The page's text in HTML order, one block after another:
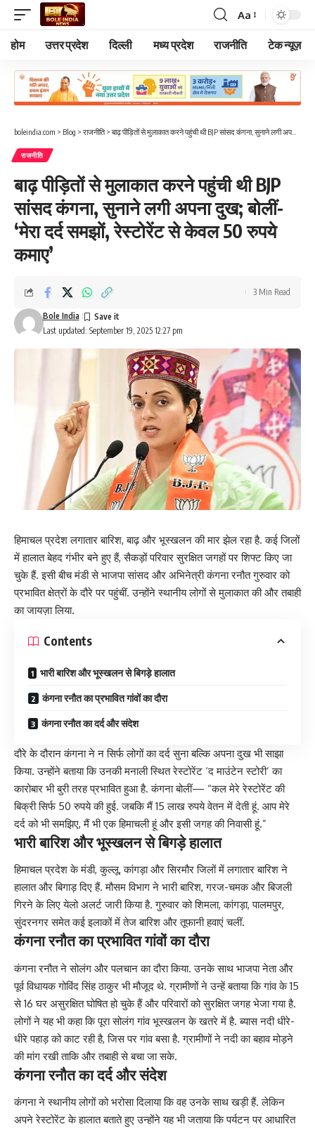
Font
Resizer
Aa
होम उत्तर प्रदेश दिल्ली मध्य प्रदेश राजनीति टेक न्यूज़
boleindia.com > Blog > राजनीति> बाढ़ पीड़ितों से मुलाकात करने पहुंची थी BJP सांसद कंगना, सुनाने लगी अपना दुख; बोलीं- ‘मेरा दर्द समझों, रेस्टोरेंट से केवल 50 रुपये कमाए’
राजनीति
बाढ़ पीड़ितों से मुलाकात करने पहुंची थी BJP
सांसद कंगना, सुनाने लगी अपना दुख; बोलीं-
‘मेरा दर्द समझों, रेस्टोरेंट से केवल 50 रुपये
कमाए’
Last updated: September 19, 2025 12:27 pm
Bole India
3 Min Read
हिमाचल प्रदेश लगातार बारिश, बाढ़ और भूस्खलन की मार झेल रहा है. कई जिलों
में हालात बेहद गंभीर बने हुए हैं, सैकड़ों परिवार सुरक्षित जगहों पर शिफ्ट किए जा
चुके हैं. इसी बीच मंडी से भाजपा सांसद और अभिनेत्री कंगना रनौत गुरुवार को
प्रभावित क्षेत्रों के दौरे पर पहुंचीं. उन्होंने स्थानीय लोगों से मुलाकात की और तबाही
का जायज़ा लिया.
Contents
भारी बारिश और भूस्खलन से बिगड़े हालात
कंगना रनौत का प्रभावित गांवों का दौरा
कंगना रनौत का दर्द और संदेश
दौरे के दौरान कंगना ने न सिर्फ लोगों का दर्द सुना बल्कि अपना दुख भी साझा
किया. उन्होंने बताया कि उनकी मनाली स्थित रेस्टोरेंट ‘द माउंटेन स्टोरी’ का
कारोबार भी बुरी तरह प्रभावित हुआ है. कंगना बोलीं— “कल मेरे रेस्टोरेंट की
बिक्री सिर्फ 50 रुपये की हुई. जबकि मैं 15 लाख रुपये वेतन में देती हूं. आप मेरे
दर्द को भी समझिए, मैं भी एक हिमाचली हूं और इसी जगह की निवासी हूं.”
भारी बारिश और भूस्खलन से बिगड़े हालात
हिमाचल प्रदेश के मंडी, कुल्लू, कांगड़ा और सिरमौर जिलों में लगातार बारिश ने
हालात और बिगाड़ दिए हैं. मौसम विभाग ने भारी बारिश, गरज-चमक और बिजली
गिरने के लिए येलो अलर्ट जारी किया है. गुरुवार को शिमला, कांगड़ा, पालमपुर,
सुंदरनगर समेत कई इलाकों में तेज बारिश और तूफानी हवाएं चलीं.
कंगना रनौत का प्रभावित गांवों का दौरा
कंगना रनौत ने सोलंग और पलचान का दौरा किया. उनके साथ भाजपा नेता और
पूर्व विधायक गोविंद सिंह ठाकुर भी मौजूद थे. ग्रामीणों ने उन्हें बताया कि गांव के 15
से 16 घर असुरक्षित घोषित हो चुके हैं और परिवारों को सुरक्षित जगह भेजा गया है.
लोगों ने यह भी कहा कि पूरा सोलंग गांव भूस्खलन के खतरे में है. ब्यास नदी धीरे-
धीरे पहाड़ को काट रही है, जिस पर गांव बसा है. ग्रामीणों ने नदी का बहाव मोड़ने
की मांग रखी ताकि और तबाही से बचा जा सके.
कंगना रनौत का दर्द और संदेश
कंगना ने स्थानीय लोगों को भरोसा दिलाया कि वह उनके साथ खड़ी हैं. लेकिन
अपने रेस्टोरेंट के हालात बताते हुए उन्होंने यह भी जताया कि पर्यटन पर आधारित